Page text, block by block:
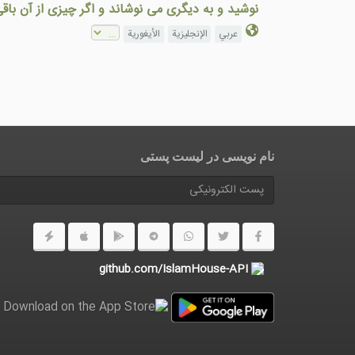
نوشید و به دیگری می نوشاند و اگر چیزی از آن
عربي الإنجليزية الأيغورية
نام نویسی در ليست پستى
github.com/IslamHouse-API